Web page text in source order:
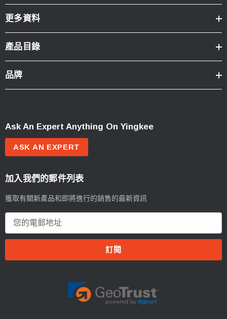
更多資料
產品目錄
品牌
Ask An Expert Anything On Yingkee
ASK AN EXPERT
加入我們的郵件列表
獲取有關新產品和即將進行的銷售的最新資訊
郵